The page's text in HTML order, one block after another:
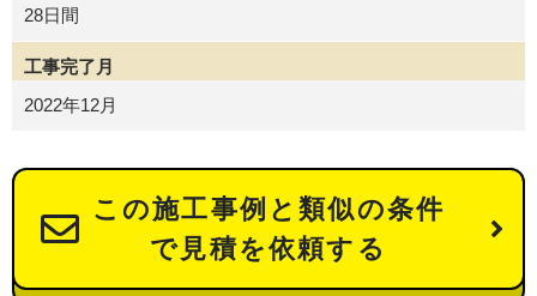
28日間
工事完了月
2022年12月
この施工事例と類似の条件
で見積を依頼する